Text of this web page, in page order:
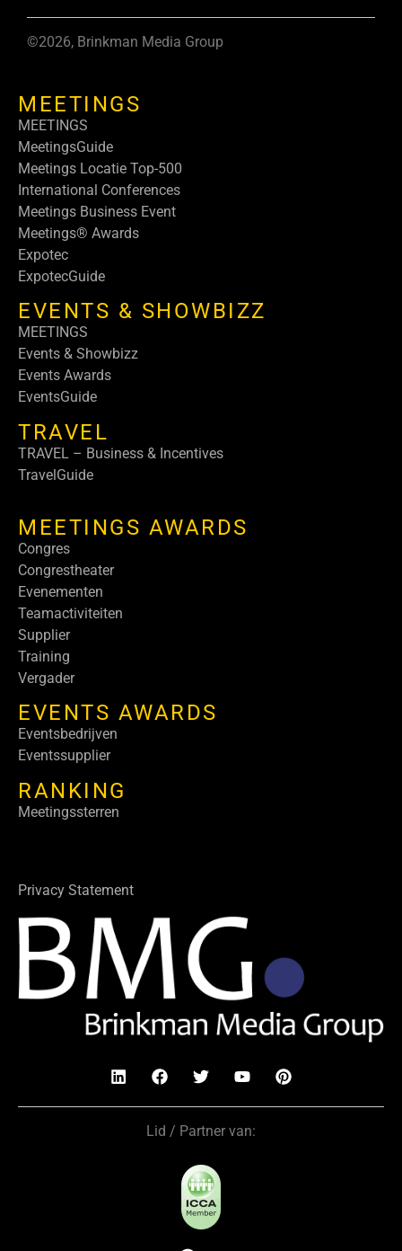
©2026, Brinkman Media Group
MEETINGS
MEETINGS
MeetingsGuide
Meetings Locatie Top-500
International Conferences
Meetings Business Event
Meetings® Awards
Expotec
ExpotecGuide
EVENTS & SHOWBIZZ
MEETINGS
Events & Showbizz
Events Awards
EventsGuide
TRAVEL
TRAVEL – Business & Incentives
TravelGuide
MEETINGS AWARDS
Congres
Congrestheater
Evenementen
Teamactiviteiten
Supplier
Training
Vergader
EVENTS AWARDS
Eventsbedrijven
Eventssupplier
RANKING
Meetingssterren
Privacy Statement
Lid / Partner van: